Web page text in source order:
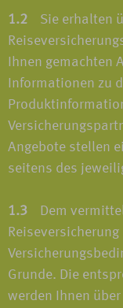
1.2 Sie erhalten
Ihnen gemachten
Informationen zu
Angebote stellen
seitens des
1.3 Dem
Grunde. Die
werden Ihnen